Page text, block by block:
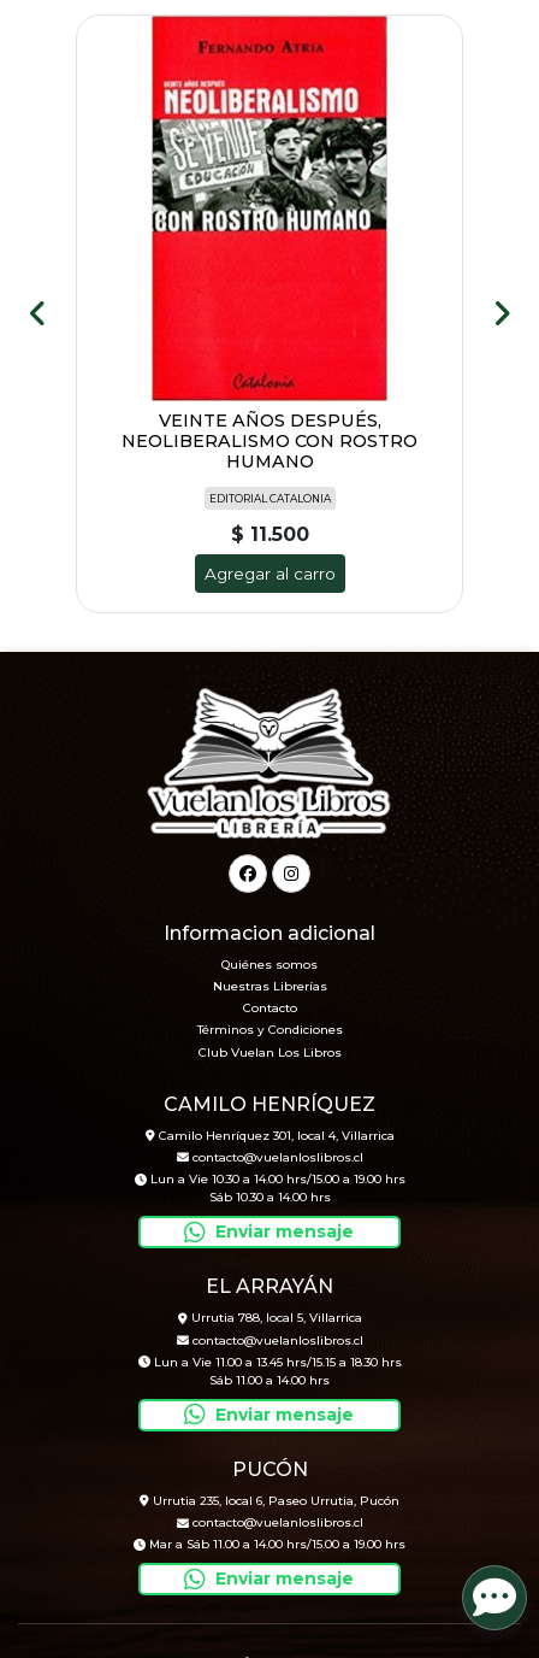
VEINTE AÑOS DESPUÉS,
NEOLIBERALISMO CON ROSTRO
HUMANO
EDITORIAL CATALONIA
$ 11.500
Agregar al carro
Informacion adicional
Quiénes somos
Nuestras Librerías
Contacto
Términos y Condiciones
Club Vuelan Los Libros
CAMILO HENRÍQUEZ
Camilo Henríquez 301, local 4, Villarrica
contacto@vuelanloslibros.cl
Lun a Vie 10.30 a 14.00 hrs/15.00 a 19.00 hrs
Sáb 10.30 a 14.00 hrs
Enviar mensaje
EL ARRAYÁN
Urrutia 788, local 5, Villarrica
contacto@vuelanloslibros.cl
Lun a Vie 11.00 a 13.45 hrs/15.15 a 18.30 hrs
Sáb 11.00 a 14.00 hrs
Enviar mensaje
PUCÓN
Urrutia 235, local 6, Paseo Urrutia, Pucón
contacto@vuelanloslibros.cl
Mar a Sáb 11.00 a 14.00 hrs/15.00 a 19.00 hrs
Enviar mensaje